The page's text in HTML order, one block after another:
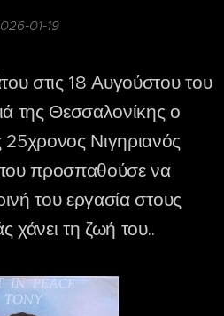
01-19
στις 18 Αυγούστου του
της Θεσσαλονίκης ο
Νιγηριανός
προσπαθούσε να
του εργασία στους
χάνει τη ζωή του..